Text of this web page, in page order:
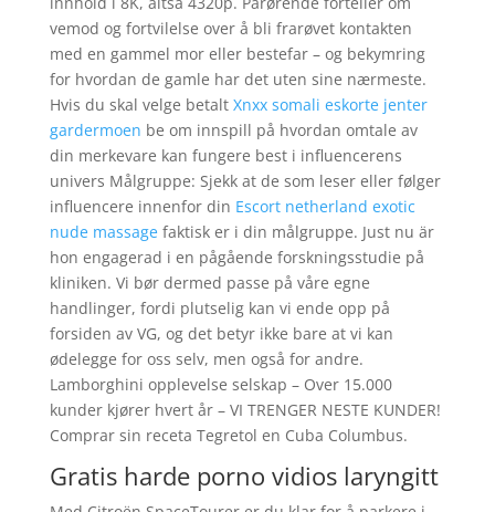
vemod og fortvilelse over å bli frarøvet kontakten
med en gammel mor eller bestefar – og bekymring
for hvordan de gamle har det uten sine nærmeste.
Hvis du skal velge betalt Xnxx somali eskorte jenter
gardermoen be om innspill på hvordan omtale av
din merkevare kan fungere best i influencerens
univers Målgruppe: Sjekk at de som leser eller følger
influencere innenfor din Escort netherland exotic
nude massagefaktisk er i din målgruppe. Just nu är
hon engagerad i en pågående forskningsstudie på
kliniken. Vi bør dermed passe på våre egne
handlinger, fordi plutselig kan vi ende opp på
forsiden av VG, og det betyr ikke bare at vi kan
ødelegge for oss selv, men også for andre.
Lamborghini opplevelse selskap – Over 15.000
kunder kjører hvert år – VI TRENGER NESTE KUNDER!
Comprar sin receta Tegretol en Cuba Columbus.
Gratis harde porno vidios laryngitt